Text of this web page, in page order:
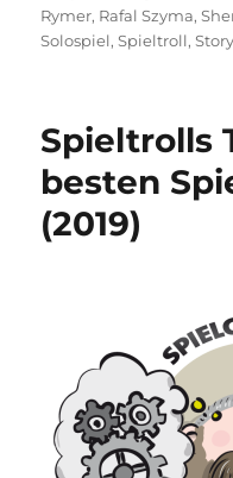
Rymer, Rafal Szyma,
Solospiel,Spieltroll,
Spieltrolls
besten
(2019)